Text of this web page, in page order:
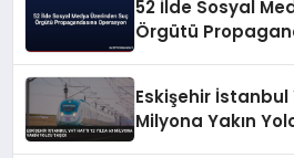
52 İlde Sosyal
Örgütü
Eskişehir İstanbul
Milyona Yakın